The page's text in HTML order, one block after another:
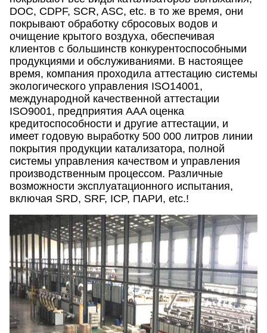
DOC, CDPF, SCR, ASC, etc. в то же время, они
покрывают обработку сбросовых водов и
очищение крытого воздуха, обеспечивая
клиентов с большинств конкурентоспособными
продукциями и обслуживаниями. В настоящее
время, компания проходила аттестацию системы
экологического управления ISO14001,
международной качественной аттестации
ISO9001, предприятия AAA оценка
кредитоспособности и другие аттестации, и
имеет годовую выработку 500 000 литров линии
покрытия продукции катализатора, полной
системы управления качеством и управления
производственным процессом. Различные
возможности эксплуатационного испытания,
включая SRD, SRF, ICP, ПАРИ, etc.!